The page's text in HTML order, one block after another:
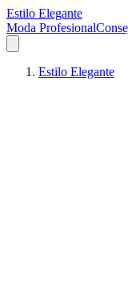
Estilo Elegante
Moda Profesional
Estilo Elegante